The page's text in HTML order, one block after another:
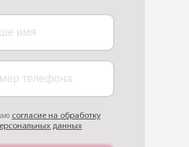
согласие на обработку
данных